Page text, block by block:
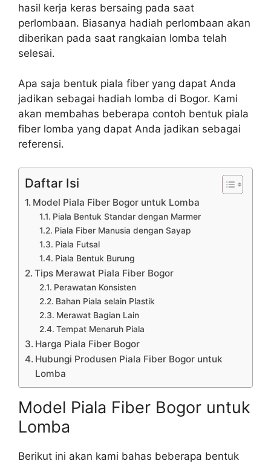
hasil kerja keras bersaing pada saat
perlombaan. Biasanya hadiah perlombaan akan
diberikan pada saat rangkaian lomba telah
selesai.
Apa saja bentuk piala fiber yang dapat Anda
jadikan sebagai hadiah lomba di Bogor. Kami
akan membahas beberapa contoh bentuk piala
fiber lomba yang dapat Anda jadikan sebagai
referensi.
Daftar Isi
Model Piala Fiber Bogor untuk Lomba
Piala Bentuk Standar dengan Marmer
Piala Fiber Manusia dengan Sayap
Piala Futsal
Piala Bentuk Burung
Tips Merawat Piala Fiber Bogor
Perawatan Konsisten
Bahan Piala selain Plastik
Merawat Bagian Lain
Tempat Menaruh Piala
Harga Piala Fiber Bogor
Hubungi Produsen Piala Fiber Bogor untuk
Lomba
Model Piala Fiber Bogor untuk
Lomba
Berikut ini akan kami bahas beberapa bentuk